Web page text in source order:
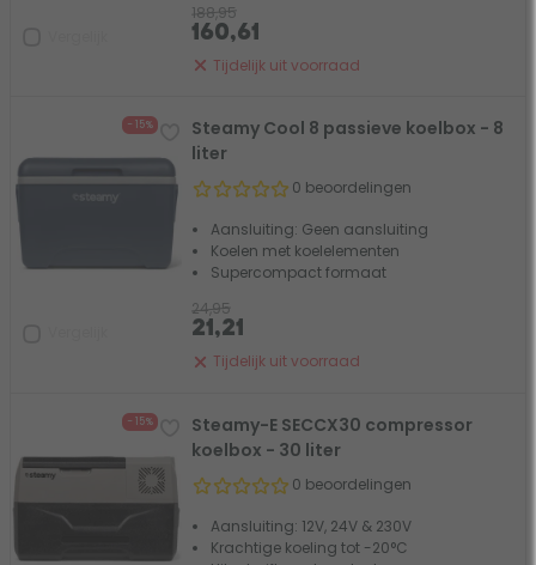
Tijdelijk uit voorraad
188,95
160,61
- 15%
Steamy Cool 8 passieve koelbox - 8
liter
0 beoordelingen
Aansluiting: Geen aansluiting
Koelen met koelelementen
Supercompact formaat
Tijdelijk uit voorraad
24,95
21,21
- 15%
Steamy-E SECCX30 compressor
koelbox - 30 liter
0 beoordelingen
Aansluiting: 12V, 24V & 230V
Krachtige koeling tot -20°C